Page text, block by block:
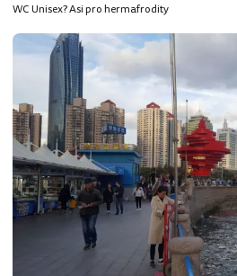
WC Unisex? Asi pro hermafrodity